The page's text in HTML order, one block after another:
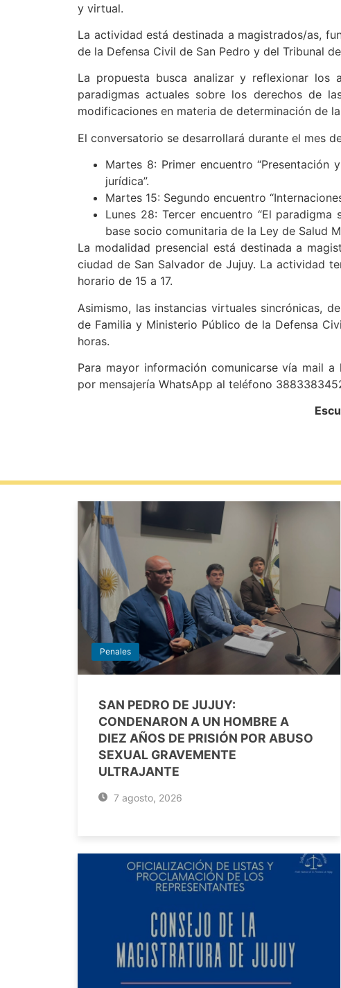
y virtual.
La actividad está destinada a magistrados/as,
de la Defensa Civil de San Pedro y del Tribunal
La propuesta busca analizar y reflexionar
paradigmas actuales sobre los derechos de
modificaciones en materia de determinación de
El conversatorio se desarrollará durante el mes
Martes 8: Primer encuentro
jurídica”.
Martes 15: Segundo encuentro
Lunes 28: Tercer encuentro “El
base socio comunitaria de la Ley de Salud
La modalidad presencial está destinada a
ciudad de San Salvador de Jujuy. La actividad
horario de 15 a 17.
Asimismo, las instancias virtuales sincrónicas,
de Familia y Ministerio Público de la Defensa
horas.
Para mayor información comunicarse vía mail
por mensajería WhatsApp al teléfono
Penales
SAN PEDRO DE JUJUY:
CONDENARON A UN HOMBRE A
DIEZ AÑOS DE PRISIÓN POR ABUSO
SEXUAL GRAVEMENTE
ULTRAJANTE
7 agosto, 2026